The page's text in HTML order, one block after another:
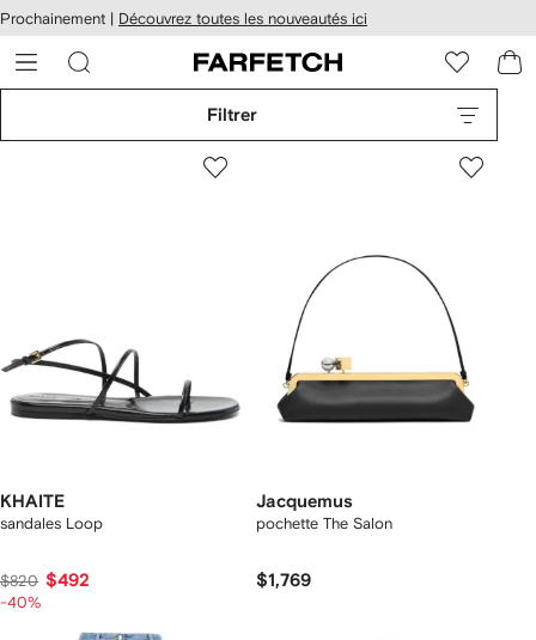
au
principal
Prochainement | Découvrez toutes les nouveautés ici
Filtrer
KHAITE
sandales Loop
$820 $492
-40%
Jacquemus
pochette The Salon
$1,769